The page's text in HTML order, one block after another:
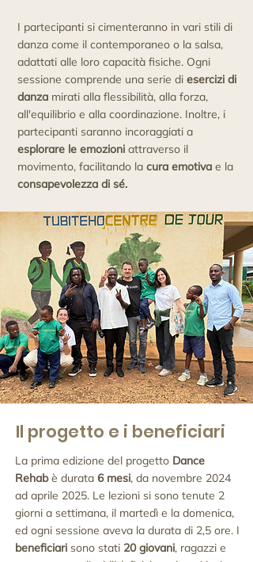
I partecipanti si cimenteranno in vari stili di
danza come il contemporaneo o la salsa,
adattati alle loro capacità fisiche. Ogni
sessione comprende una serie di esercizi di
danza mirati alla flessibilità, alla forza,
all'equilibrio e alla coordinazione. Inoltre, i
partecipanti saranno incoraggiati a
esplorare le emozioni attraverso il
movimento, facilitando la cura emotiva e la
consapevolezza di sé.
Il progetto e i beneficiari
La prima edizione del progetto Dance
Rehabè durata 6 mesi, da novembre 2024
ad aprile 2025. Le lezioni si sono tenute 2
giorni a settimana, il martedì e la domenica,
ed ogni sessione aveva la durata di 2,5 ore. I
beneficiari sono stati 20 giovani, ragazzi e